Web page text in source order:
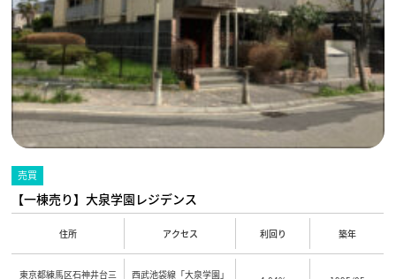
売買
【一棟売り】大泉学園レジデンス
住所 アクセス 利回り 築年
東京都練馬区石神井台三 西武池袋線「大泉学園」